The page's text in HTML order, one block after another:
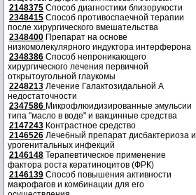
2148375 Способ диагностики близорукости
2348415 Способ противоспаечной терапии
после хирургического вмешательства
2348400 Препарат на основе
низкомолекулярного индуктора интерферона
2348386 Способ непроникающего
хирургического лечения первичной
открытоугольной глаукомы
2248213 Лечение Галактозидальной А
недостаточности
2347586 Микрофлюидизированные эмульсии
типа "масло в воде" и вакцинные средства
2147243 Контрастное средство
2146526 Лечебный препарат дисбактериоза и
урогенитальных инфекций
2146148 Терапевтическое применение
фактора роста кератиноцитов (ФРК)
2146139 Способ повышения активности
макрофагов и комбинации для его